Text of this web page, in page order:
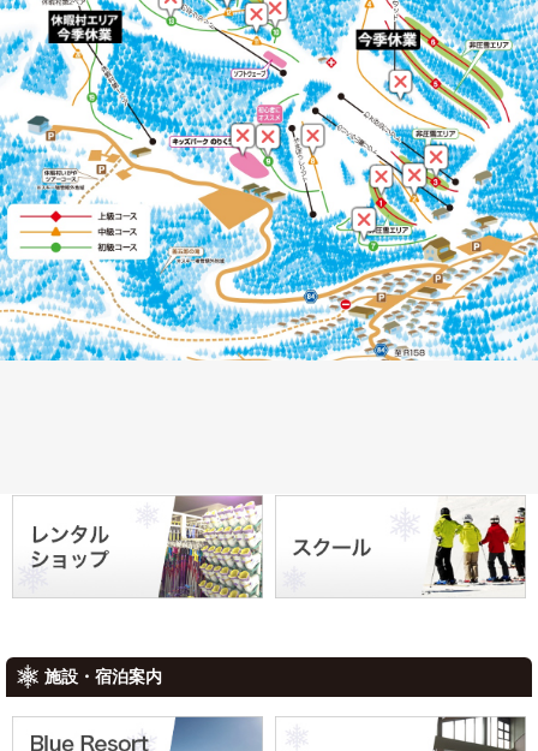
レ
ョ
ス
ル
施設・宿泊案内
Mt.
レ